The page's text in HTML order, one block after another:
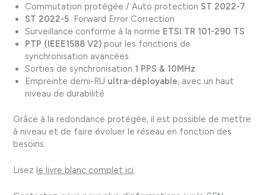
Commutation protégée / Auto protection ST 2022-7
ST 2022-5 Forward Error Correction
Surveillance conforme à la norme ETSI TR 101-290 TS
PTP (IEEE1588 V2) pour les fonctions de
synchronisation avancées
Sorties de synchronisation 1 PPS & 10MHz
Empreinte demi-RU ultra-déployable, avec un haut
niveau de durabilité
Grâce à la redondance protégée, il est possible de mettre
à niveau et de faire évoluer le réseau en fonction des
besoins.
Lisezle livre blanc complet ici.